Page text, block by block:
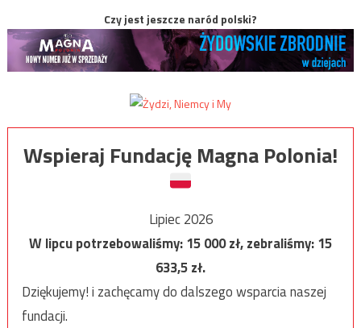
Czy jest jeszcze naród polski?
Wspieraj Fundację Magna Polonia!
Lipiec 2026
W lipcu potrzebowaliśmy:15 000zł, zebraliśmy:15
633,5zł.
Dziękujemy! i zachęcamy do dalszego wsparcia naszej
fundacji.